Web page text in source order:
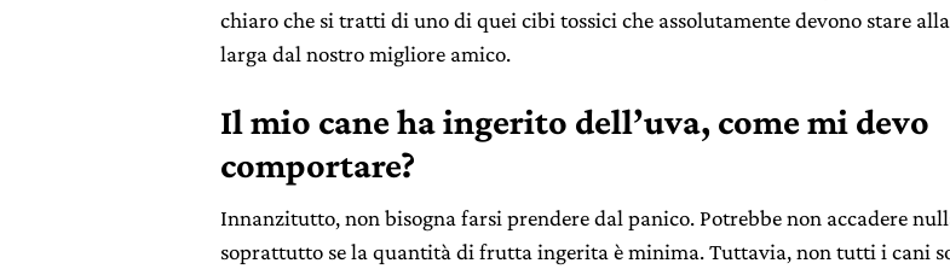
chiaro che si tratti di uno di quei cibi tossici che assolutamente devono stare alla
larga dal nostro migliore amico.
Il mio cane ha ingerito dell’uva, come mi devo
comportare?
Innanzitutto, non bisogna farsi prendere dal panico. Potrebbe non accadere
soprattutto se la quantità di frutta ingerita è minima. Tuttavia, non tutti i cani